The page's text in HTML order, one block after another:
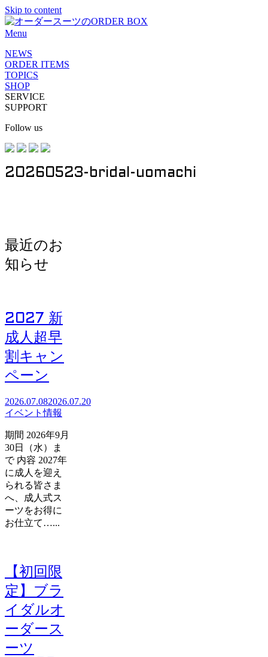
Skip to content
Menu
NEWS
ORDER ITEMS
TOPICS
SHOP
SERVICE
SUPPORT
Follow us
20260523-bridal-uomachi
最近のお
知らせ
2027 新
成人超早
割キャン
ペーン
2026.07.082026.07.20
イベント情報
期間 2026年9月
30日（水）ま
で 内容 2027年
に成人を迎え
られる皆さま
へ、成人式ス
ーツをお得に
お仕立て…...
【初回限
定】ブラ
イダルオ
ーダース
ーツ